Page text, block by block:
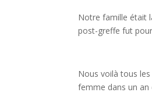
Notre famille était
post-greffe fut
Nous voilà tous
femme dans un an